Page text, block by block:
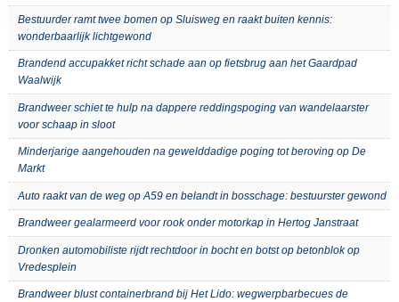
Bestuurder ramt twee bomen op Sluisweg en raakt buiten kennis:
wonderbaarlijk lichtgewond
Brandend accupakket richt schade aan op fietsbrug aan het Gaardpad
Waalwijk
Brandweer schiet te hulp na dappere reddingspoging van wandelaarster
voor schaap in sloot
Minderjarige aangehouden na gewelddadige poging tot beroving op De
Markt
Auto raakt van de weg op A59 en belandt in bosschage: bestuurster gewond
Brandweer gealarmeerd voor rook onder motorkap in Hertog Janstraat
Dronken automobiliste rijdt rechtdoor in bocht en botst op betonblok op
Vredesplein
Brandweer blust containerbrand bij Het Lido: wegwerpbarbecues de